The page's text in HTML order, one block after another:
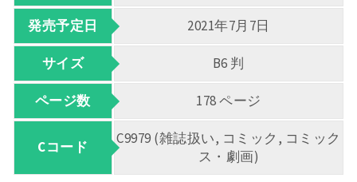
発売予定日 2021年7月7日
サイズ B6 判
ページ数 178 ページ
Cコード
C9979 (雑誌扱い, コミック, コミック
ス・劇画)